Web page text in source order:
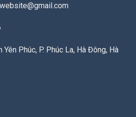
Yên Phúc, P. Phúc La, Hà Đông, Hà